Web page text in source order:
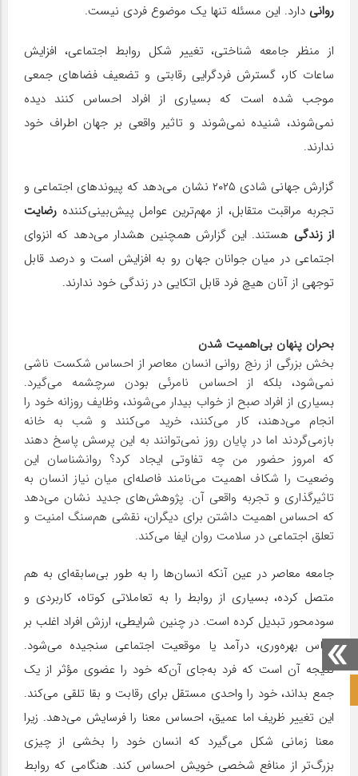
صفحه نخست آکادمی علمی
روانی دارد. این مسئله تنها یک موضوع فردی نیست.
از منظر جامعه ‌شناختی، تغییر شکل روابط اجتماعی، افزایش
ساعات کار، گسترش فردگرایی رقابتی و تضعیف فضاهای جمعی
موجب شده است که بسیاری از افراد احساس کنند دیده
نمی‌شوند، شنیده نمی‌شوند و تاثیر واقعی بر جهان اطراف خود
ندارند.
گزارش جهانی شادی ۲۰۲۵ نشان می‌دهد که پیوندهای اجتماعی و
تجربه مراقبت متقابل، از مهم‌ترین عوامل پیش‌بینی‌کننده رضایت
از زندگی هستند. این گزارش همچنین هشدار می‌دهد که انزوای
اجتماعی در میان جوانان جهان رو به افزایش است و درصد قابل
توجهی از آنان هیچ فرد قابل اتکایی در زندگی خود ندارند.
بحران پنهان بی‌اهمیت شدن
بخش بزرگی از رنج روانی انسان معاصر از احساس شکست ناشی
نمی‌‌شود، بلکه از احساس نامرئی بودن سرچشمه می‌گیرد.
بسیاری از افراد صبح از خواب بیدار می‌شوند، وظایف روزانه خود را
انجام می‌دهند، کار می‌کنند، خرید می‌کنند و شب به خانه
بازمی‌گردند اما در پایان روز نمی‌توانند به این پرسش پاسخ دهند
که امروز حضور من چه تفاوتی ایجاد کرد؟ روانشناسان این
وضعیت را شکاف اهمیت می‌نامند فاصله‌ای میان نیاز انسان به
تاثیرگذاری و تجربه واقعی آن. پژوهش‌های جدید نشان می‌دهد
که احساس اهمیت داشتن برای دیگران، نقشی هم‌سنگ امنیت و
تعلق اجتماعی در سلامت روان ایفا می‌کند.
جامعه معاصر در عین آنکه انسان‌ها را به ‌طور بی‌سابقه‌ای به هم
متصل کرده، بسیاری از روابط را به تعاملاتی کوتاه، کاربردی و
سودمحور تبدیل کرده است. در چنین شرایطی، ارزش افراد اغلب بر
اساس بهره‌وری، درآمد یا موقعیت اجتماعی سنجیده می‌شود.
نتیجه آن است که فرد به‌جای آن‌که خود را عضوی مؤثر از یک
جمع بداند، خود را واحدی مستقل برای رقابت و بقا تلقی می‌کند.
این تغییر ظریف اما عمیق، احساس معنا را فرسایش می‌دهد. زیرا
معنا زمانی شکل می‌گیرد که انسان خود را بخشی از چیزی
بزرگ‌تر از منافع شخصی خویش احساس کند. هنگامی که روابط